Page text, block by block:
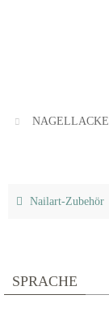
NAGELLACKE
Nailart-Zubehör
SPRACHE